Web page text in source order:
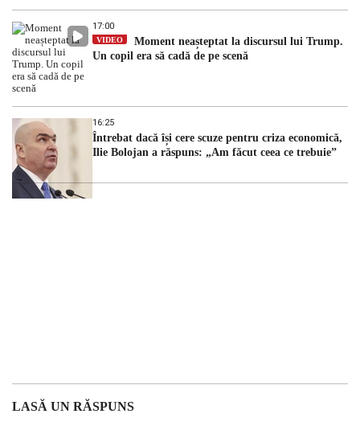
17:00
VIDEO
Moment neașteptat la discursul lui Trump.
Un copil era să cadă de pe scenă
16:25
Întrebat dacă își cere scuze pentru criza economică,
Ilie Bolojan a răspuns: „Am făcut ceea ce trebuie”
LASĂ UN RĂSPUNS